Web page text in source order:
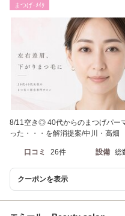
まつげ･ﾒｲｸ
8/11空き◎ 40代からのまつげパー
った・・・を解消提案/中川・高畑
口コミ 26件 設備 総
クーポンを表示